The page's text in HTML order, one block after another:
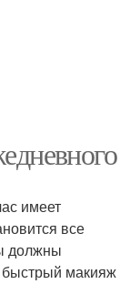
имеет
все
должны
быстрый макияж